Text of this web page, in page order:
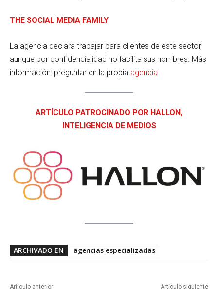
THE SOCIAL MEDIA FAMILY
La agencia declara trabajar para clientes de este sector,
aunque por confidencialidad no facilita sus nombres. Más
información: preguntar en la propia agencia.
ARTÍCULO PATROCINADO POR HALLON,
INTELIGENCIA DE MEDIOS
ARCHIVADO EN agencias especializadas
Artículo anterior Artículo siguiente